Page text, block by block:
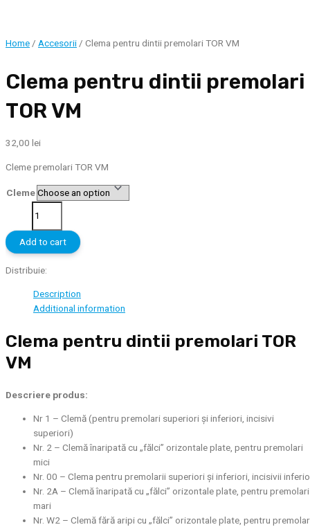
Home / Accesorii / Clema pentru dintii premolari TOR VM
Clema pentru dintii premolari
TOR VM
32,00 lei
Cleme premolari TOR VM
Cleme
dintii
premolari
TOR
quantity
Add to cart
Distribuie:
Description
Additional information
Clema pentru dintii premolari TOR
VM
Descriere produs:
Nr 1 – Clemă (pentru premolari superiori și inferiori, incisivi
superiori)
Nr. 2 – Clemă înaripată cu „fălci” orizontale plate, pentru premolari
mici
Nr. 00 – Clema pentru premolarii superiori și inferiori, incisivii
Nr. 2A – Clemă înaripată cu „fălci” orizontale plate, pentru premolari
mari
Nr. W2 – Clemă fără aripi cu „fălci” orizontale plate, pentru